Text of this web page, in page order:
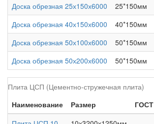
Доска обрезная 25х150х6000
25*150мм
Доска обрезная 40х150х6000
40*150мм
Доска обрезная 50х100х6000
50*150мм
Доска обрезная 50х200х6000
50*150мм
Плита ЦСП (Цементно-стружечная плита)
Наименование
Размер ГОСТ